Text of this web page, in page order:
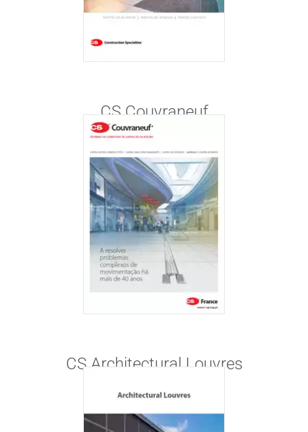
CS Couvraneuf
CS Architectural Louvres